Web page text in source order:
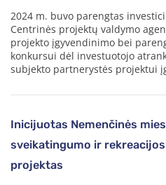
2024 m. buvo parengtas
Centrinės projektų valdymo
projekto įgyvendinimo bei
konkursui dėl investuotojo
subjekto partnerystės projektui
Inicijuotas Nemenčinės
sveikatingumo ir
projektas